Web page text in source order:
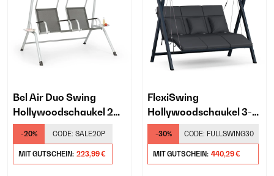
Bel Air Duo Swing
Hollywoodschaukel 2
Sitzer
-20% CODE: SALE20P
MIT GUTSCHEIN: 223,99 €
FlexiSwing
Hollywoodschaukel 3-
Sitzer
-30% CODE: FULLSWING30
MIT GUTSCHEIN: 440,29 €